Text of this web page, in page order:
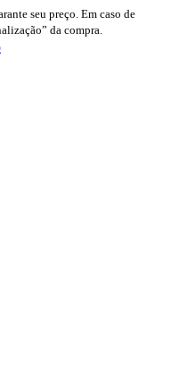
seu preço. Em caso de
da compra.